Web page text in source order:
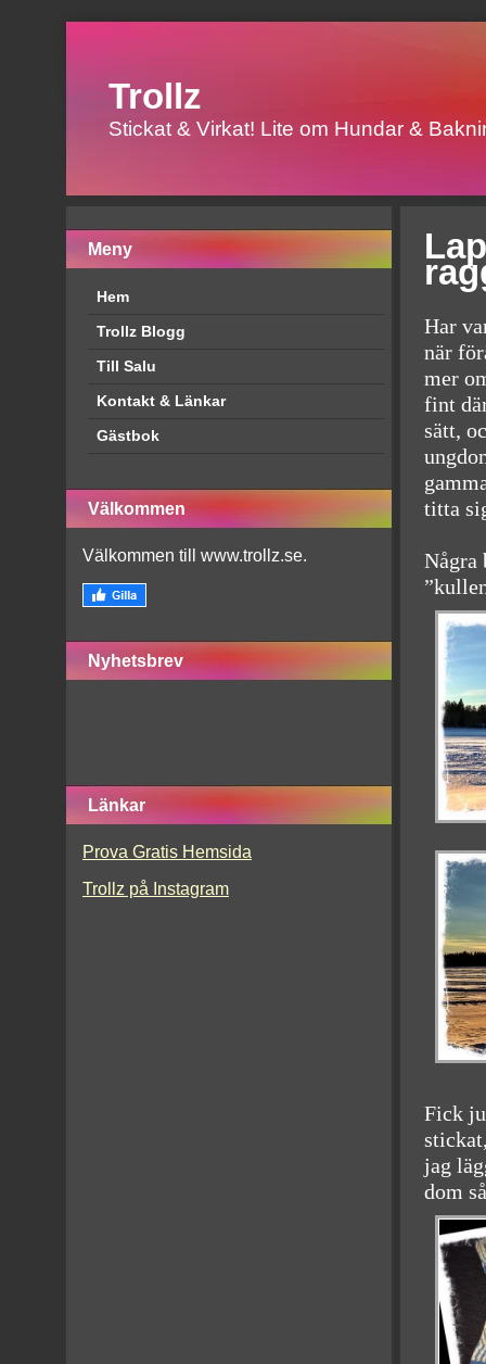
Trollz
Stickat & Virkat! Lite om Hundar &
Meny
Hem
Trollz Blogg
Till Salu
Kontakt & Länkar
Gästbok
Välkommen
Välkommen till www.trollz.se.
Nyhetsbrev
Länkar
Prova Gratis Hemsida
Trollz på Instagram
Har
när
mer
fint
sätt,
titta
Några
Fick
jag
dom